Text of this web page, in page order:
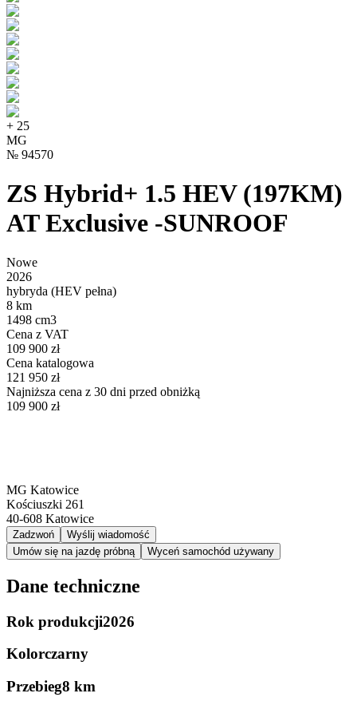
+ 25
MG
№ 94570
ZS Hybrid+ 1.5 HEV (197KM)
AT Exclusive -SUNROOF
Nowe
2026
hybryda (HEV pełna)
8 km
1498 cm3
Cena z VAT
109 900 zł
Cena katalogowa
121 950 zł
Najniższa cena z 30 dni przed obniżką
109 900 zł
MG Katowice
Kościuszki 261
40-608 Katowice
Zadzwoń
Wyślij wiadomość
Umów się na jazdę próbną
Wyceń samochód używany
Dane techniczne
Rok produkcji2026
Kolorczarny
Przebieg8 km